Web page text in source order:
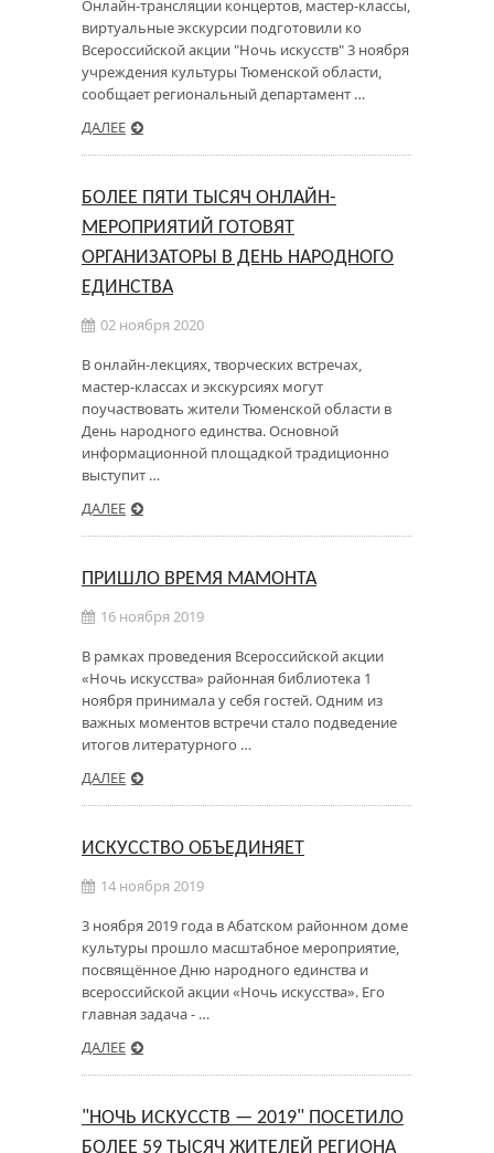
Онлайн-трансляции концертов, мастер-классы,
виртуальные экскурсии подготовили ко
Всероссийской акции "Ночь искусств" 3 ноября
учреждения культуры Тюменской области,
сообщает региональный департамент …
ДАЛЕЕ
БОЛЕЕ ПЯТИ ТЫСЯЧ ОНЛАЙН-
МЕРОПРИЯТИЙ ГОТОВЯТ
ОРГАНИЗАТОРЫ В ДЕНЬ НАРОДНОГО
ЕДИНСТВА
02 ноября 2020
В онлайн-лекциях, творческих встречах,
мастер-классах и экскурсиях могут
поучаствовать жители Тюменской области в
День народного единства. Основной
информационной площадкой традиционно
выступит …
ДАЛЕЕ
ПРИШЛО ВРЕМЯ МАМОНТА
16 ноября 2019
В рамках проведения Всероссийской акции
«Ночь искусства» районная библиотека 1
ноября принимала у себя гостей. Одним из
важных моментов встречи стало подведение
итогов литературного …
ДАЛЕЕ
ИСКУССТВО ОБЪЕДИНЯЕТ
14 ноября 2019
3 ноября 2019 года в Абатском районном доме
культуры прошло масштабное мероприятие,
посвящённое Дню народного единства и
всероссийской акции «Ночь искусства». Его
главная задача - …
ДАЛЕЕ
"НОЧЬ ИСКУССТВ — 2019" ПОСЕТИЛО
БОЛЕЕ 59 ТЫСЯЧ ЖИТЕЛЕЙ РЕГИОНА